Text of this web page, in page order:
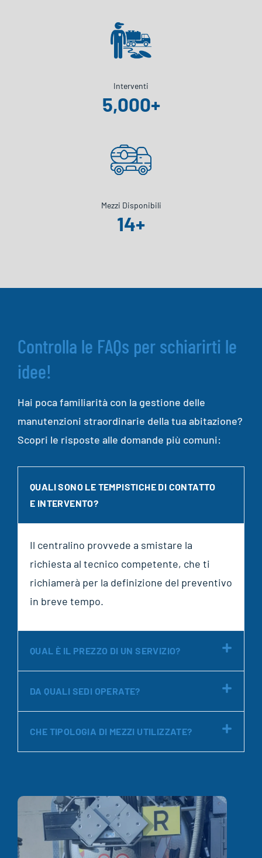
Interventi
5,000+
Mezzi Disponibili
14+
Controlla le FAQs per schiarirti le
idee!
Hai poca familiarità con la gestione delle
manutenzioni straordinarie della tua abitazione?
Scopri le risposte alle domande più comuni:
QUALI SONO LE TEMPISTICHE DI CONTATTO
E INTERVENTO?
Il centralino provvede a smistare la
richiesta al tecnico competente, che ti
richiamerà per la definizione del preventivo
in breve tempo.
QUAL È IL PREZZO DI UN SERVIZIO?
DA QUALI SEDI OPERATE?
CHE TIPOLOGIA DI MEZZI UTILIZZATE?